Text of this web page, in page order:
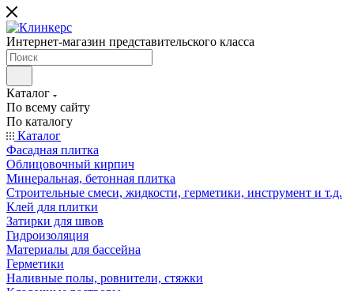
Интернет-магазин представительского класса
Каталог
По всему сайту
По каталогу
Каталог
Фасадная плитка
Облицовочный кирпич
Минеральная, бетонная плитка
Строительные смеси, жидкости, герметики, инструмент и т.д.
Клей для плитки
Затирки для швов
Гидроизоляция
Материалы для бассейна
Герметики
Наливные полы, ровнители, стяжки